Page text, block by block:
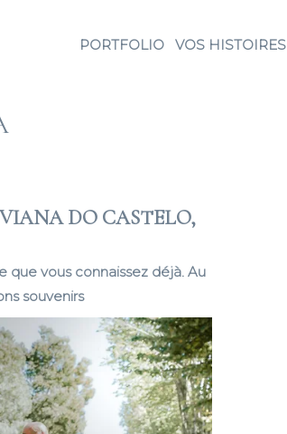
PORTFOLIO VOS HISTOIRES
DO CASTELO,
que vous connaissez déjà. Au
souvenirs